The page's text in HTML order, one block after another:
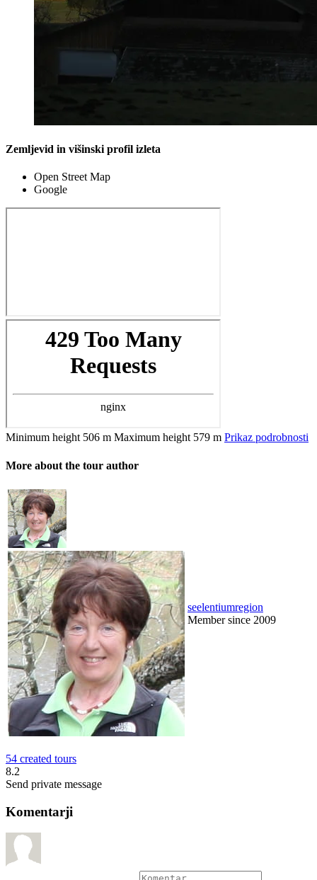
Zemljevid in višinski profil izleta
Open Street Map
Google
Minimum height 506 m Maximum height 579 m Prikaz podrobnosti
More about the tour author
seelentiumregion
Member since 2009
54 created tours
8.2
Send private message
Komentarji